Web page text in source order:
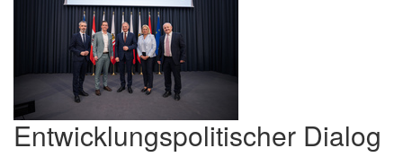
Entwicklungspolitischer Dialog